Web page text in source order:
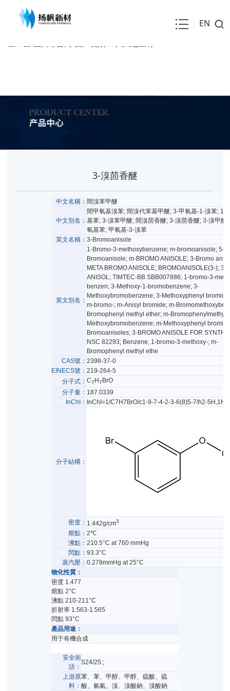
最好看的2019中文大全在线观看-亚洲最大的成人网站-91福利视频
导航-国产原创在线-亚洲一区色-日本高潮视频-三级黄色av-亚洲免费
影院-日韩精品午夜-91免费网站入口-欧美粗暴jizz性欧美20-色狠狠
EN
3-溴茴香醚
中文名稱： 間溴苯甲醚
中文別名：
間甲氧基溴苯; 間溴代苯基甲醚; 3-甲氧基-1-溴苯; 1-
基苯; 3-溴苯甲醚; 間溴茴香醚; 3-溴茴香醚; 3-溴甲醚
氧基苯; 甲氧基-3-溴苯
英文名稱： 3-Bromoanisole
英文別名：
1-Bromo-3-methoxybenzene; m-bromoanisole; 5-
Bromoanisole; m-BROMO ANISOLE; 3-Bromo
META BROMO ANISOLE; BROMOANISOLE(3-); 3-
ANISOL; TIMTEC-BB SBB007886; 1-bromo-3-
benzen; 3-Methoxy-1-bromobenzene; 3-
Methoxybromobenzene; 3-Methoxyphenyl
m-bromo-; m-Anisyl bromide; m-
Bromophenyl methyl ether; m-
Methoxybromobenzene; m-Methoxyphenyl
Bromoanisoles; 3-BROMO ANISOLE FOR
NSC 82293; Benzene, 1-bromo-3-methoxy-; m-
Bromophenyl methyl ethe
CAS號： 2398-37-0
EINECS號： 219-264-5
分子式： C7 H7 BrO
分子量： 187.0339
InChI： InChI=1/C7H7BrO/c1-9-7-4-2-3-6(8)5-7/h2-5H,1H3
分子結構：
密度： 1.442g/cm3
熔點： 2℃
沸點： 210.5°C at 760 mmHg
閃點： 93.3°C
蒸汽壓： 0.278mmHg at 25°C
物化性質：
密度 1.477
熔點 2°C
沸點 210-211°C
折射率 1.563-1.565
閃點 93°C
產品用途：
用于有機合成
安全術
語：
S24/25:;
上游原
料：
苯、 苯、 甲醇、 甲醇、 硫酸、 硫
酸、 氫氣、 溴、 溴酸鈉、 溴酸鈉